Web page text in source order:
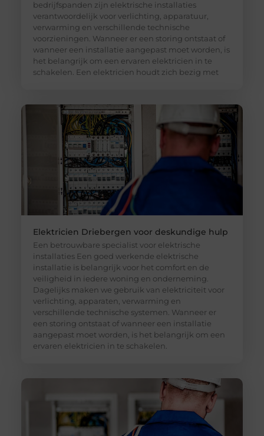
bedrijfspanden zijn elektrische installaties
verantwoordelijk voor verlichting, apparatuur,
verwarming en verschillende technische
voorzieningen. Wanneer er een storing ontstaat of
wanneer een installatie aangepast moet worden, is
het belangrijk om een ervaren elektricien in te
schakelen. Een elektricien houdt zich bezig met
Elektricien Driebergen voor deskundige hulp
Een betrouwbare specialist voor elektrische
installaties Een goed werkende elektrische
installatie is belangrijk voor het comfort en de
veiligheid in iedere woning en onderneming.
Dagelijks maken we gebruik van elektriciteit voor
verlichting, apparaten, verwarming en
verschillende technische systemen. Wanneer er
een storing ontstaat of wanneer een installatie
aangepast moet worden, is het belangrijk om een
ervaren elektricien in te schakelen.